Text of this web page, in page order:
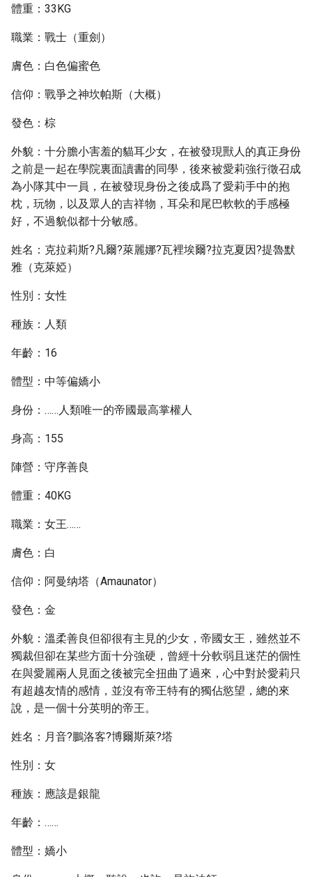
體重：33KG
職業：戰士（重劍）
膚色：白色偏蜜色
信仰：戰爭之神坎帕斯（大概）
發色：棕
外貌：十分膽小害羞的貓耳少女，在被發現獸人的真正身份
之前是一起在學院裏面讀書的同學，後來被愛莉強行徵召成
為小隊其中一員，在被發現身份之後成爲了愛莉手中的抱
枕，玩物，以及眾人的吉祥物，耳朵和尾巴軟軟的手感極
好，不過貌似都十分敏感。
姓名：克拉莉斯?凡爾?萊麗娜?瓦裡埃爾?拉克夏因?提魯默
雅（克萊婭）
性別：女性
種族：人類
年齡：16
體型：中等偏嬌小
身份：……人類唯一的帝國最高掌權人
身高：155
陣營：守序善良
體重：40KG
職業：女王……
膚色：白
信仰：阿曼纳塔（Amaunator）
發色：金
外貌：溫柔善良但卻很有主見的少女，帝國女王，雖然並不
獨裁但卻在某些方面十分強硬，曾經十分軟弱且迷茫的個性
在與愛麗兩人見面之後被完全扭曲了過來，心中對於愛莉只
有超越友情的感情，並沒有帝王特有的獨佔慾望，總的來
說，是一個十分英明的帝王。
姓名：月音?鵬洛客?博爾斯萊?塔
性別：女
種族：應該是銀龍
年齡：……
體型：嬌小